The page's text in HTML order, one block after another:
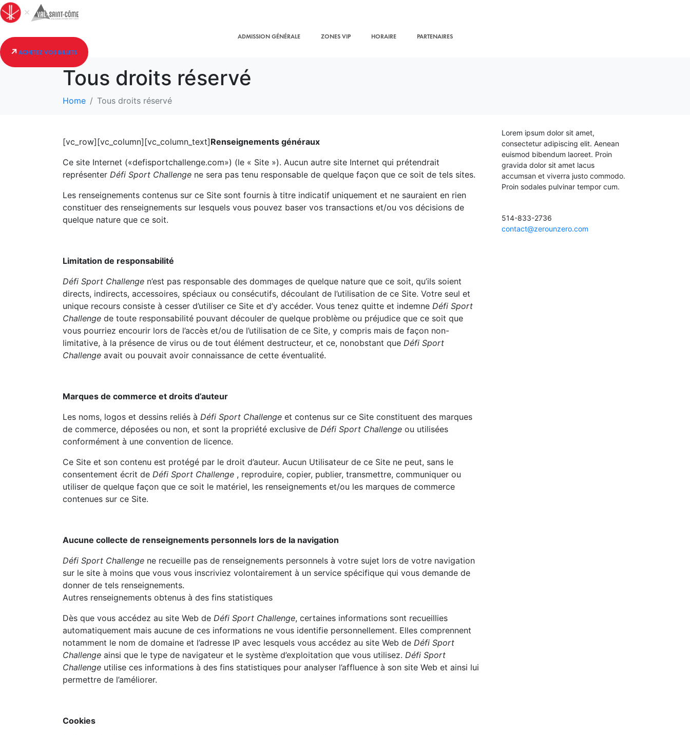
ADMISSION GÉNÉRALE ZONES VIP HORAIRE PARTENAIRES
ACHETEZ VOS BILLETS
Tous droits réservé
Home Tous droits réservé
[vc_row][vc_column][vc_column_text]Renseignements généraux
Ce site Internet («defisportchallenge.com») (le « Site »). Aucun autre site Internet qui prétendrait
représenter Défi Sport Challenge ne sera pas tenu responsable de quelque façon que ce soit de tels sites.
Les renseignements contenus sur ce Site sont fournis à titre indicatif uniquement et ne sauraient en rien
constituer des renseignements sur lesquels vous pouvez baser vos transactions et/ou vos décisions de
quelque nature que ce soit.
Limitation de responsabilité
Défi Sport Challenge n’est pas responsable des dommages de quelque nature que ce soit, qu’ils soient
directs, indirects, accessoires, spéciaux ou consécutifs, découlant de l’utilisation de ce Site. Votre seul et
unique recours consiste à cesser d’utiliser ce Site et d’y accéder. Vous tenez quitte et indemne Défi Sport
Challenge de toute responsabilité pouvant découler de quelque problème ou préjudice que ce soit que
vous pourriez encourir lors de l’accès et/ou de l’utilisation de ce Site, y compris mais de façon non-
limitative, à la présence de virus ou de tout élément destructeur, et ce, nonobstant que Défi Sport
Challenge avait ou pouvait avoir connaissance de cette éventualité.
Marques de commerce et droits d’auteur
Les noms, logos et dessins reliés à Défi Sport Challenge et contenus sur ce Site constituent des marques
de commerce, déposées ou non, et sont la propriété exclusive de Défi Sport Challenge ou utilisées
conformément à une convention de licence.
Ce Site et son contenu est protégé par le droit d’auteur. Aucun Utilisateur de ce Site ne peut, sans le
consentement écrit de Défi Sport Challenge , reproduire, copier, publier, transmettre, communiquer ou
utiliser de quelque façon que ce soit le matériel, les renseignements et/ou les marques de commerce
contenues sur ce Site.
Aucune collecte de renseignements personnels lors de la navigation
Défi Sport Challenge ne recueille pas de renseignements personnels à votre sujet lors de votre navigation
sur le site à moins que vous vous inscriviez volontairement à un service spécifique qui vous demande de
donner de tels renseignements.
Autres renseignements obtenus à des fins statistiques
Dès que vous accédez au site Web de Défi Sport Challenge, certaines informations sont recueillies
automatiquement mais aucune de ces informations ne vous identifie personnellement. Elles comprennent
notamment le nom de domaine et l’adresse IP avec lesquels vous accédez au site Web de Défi Sport
Challenge ainsi que le type de navigateur et le système d’exploitation que vous utilisez. Défi Sport
Challenge utilise ces informations à des fins statistiques pour analyser l’affluence à son site Web et ainsi lui
permettre de l’améliorer.
Cookies
Lorem ipsum dolor sit amet,
consectetur adipiscing elit. Aenean
euismod bibendum laoreet. Proin
gravida dolor sit amet lacus
accumsan et viverra justo commodo.
Proin sodales pulvinar tempor cum.
514-833-2736
contact@zerounzero.com